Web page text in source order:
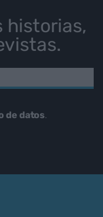
historias,
de datos.